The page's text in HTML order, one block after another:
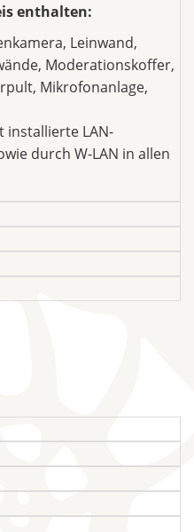
enthalten:
Leinwand,
Moderationskoffer,
Mikrofonanlage,
installierte LAN-
durch W-LAN in allen